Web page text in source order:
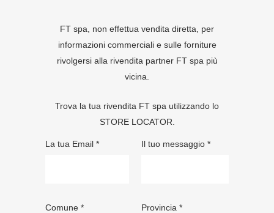
FT spa, non effettua vendita diretta, per
informazioni commerciali e sulle forniture
rivolgersi alla rivendita partner FT spa più
vicina.
Trova la tua rivendita FT spa utilizzando lo
STORE LOCATOR
La tua Email *
Comune *
Il tuo messaggio *
Provincia *